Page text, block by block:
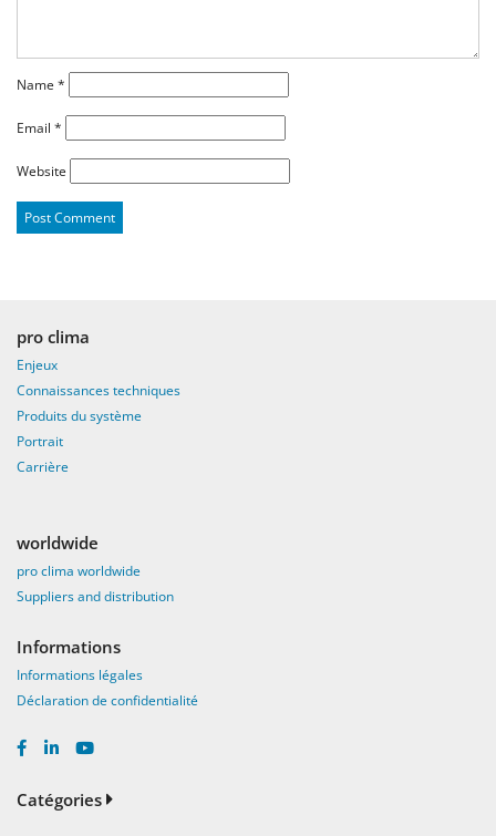
Name *
Email *
Website
pro clima
Enjeux
Connaissances techniques
Produits du système
Portrait
Carrière
worldwide
pro clima worldwide
Suppliers and distribution
Informations
Informations légales
Déclaration de confidentialité
Catégories